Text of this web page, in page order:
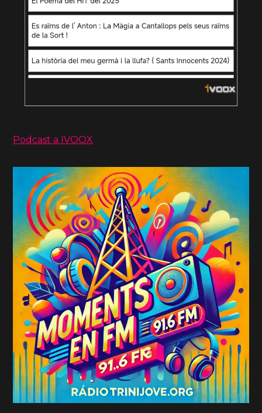
Podcast a IVOOX